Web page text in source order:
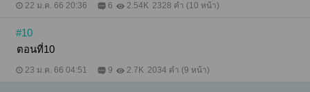
22 ม.ค. 66 20:36 6 2.54K 2328 คำ (10 หน้า)
#10
ตอนที่10
23 ม.ค. 66 04:51 9 2.7K 2034 คำ (9 หน้า)